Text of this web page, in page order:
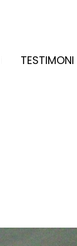
TESTIMONI